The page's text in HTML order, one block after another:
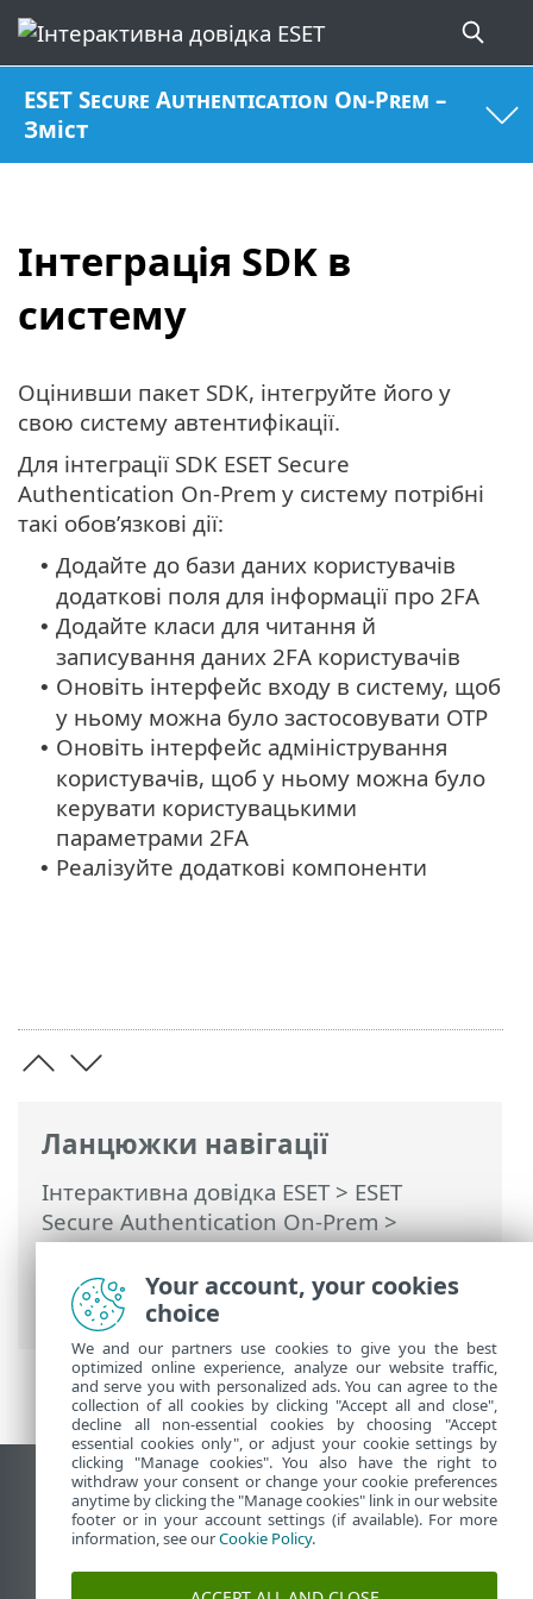
ESET Secure Authentication On-Prem –
Зміст
Інтеграція SDK в
систему
Ланцюжки навігації
Інтерактивна довідка ESET> ESET
Secure Authentication On-Prem>
Спеціальна інтеграція за допомогою
API та SDK>SDK>SDK в роботі>
Інтеграція SDK в систему
Оцінивши пакет SDK, інтегруйте його у
свою систему автентифікації.
Для інтеграції SDK ESET Secure
Authentication On-Prem у систему потрібні
такі обов’язкові дії:
• Додайте до бази даних користувачів
додаткові поля для інформації про 2FA
• Додайте класи для читання й
записування даних 2FA користувачів
• Оновіть інтерфейс входу в систему, щоб
у ньому можна було застосовувати OTP
• Оновіть інтерфейс адміністрування
користувачів, щоб у ньому можна було
керувати користувацькими
параметрами 2FA
• Реалізуйте додаткові компоненти
Переглянути повну версію
End of Life
База знань ESET
Форум ESET
Your account, your cookies
choice
We and our partners use cookies to give you the best
optimized online experience, analyze our website traffic,
and serve you with personalized ads. You can agree to the
collection of all cookies by clicking "Accept all and close",
decline all non-essential cookies by choosing "Accept
essential cookies only", or adjust your cookie settings by
clicking "Manage cookies". You also have the right to
withdraw your consent or change your cookie preferences
anytime by clicking the "Manage cookies" link in our website
footer or in your account settings (if available). For more
information, see ourCookie Policy.